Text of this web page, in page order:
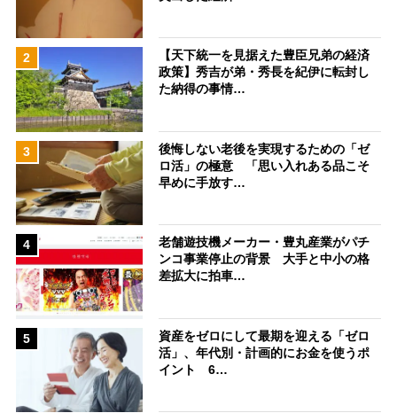
2
【天下統一を見据えた豊臣兄弟の経済
政策】秀吉が弟・秀長を紀伊に転封し
た納得の事情…
3
後悔しない老後を実現するための「ゼ
ロ活」の極意 「思い入れある品こそ
早めに手放す…
4
老舗遊技機メーカー・豊丸産業がパチ
ンコ事業停止の背景 大手と中小の格
差拡大に拍車…
5
資産をゼロにして最期を迎える「ゼロ
活」、年代別・計画的にお金を使うポ
イント 6…